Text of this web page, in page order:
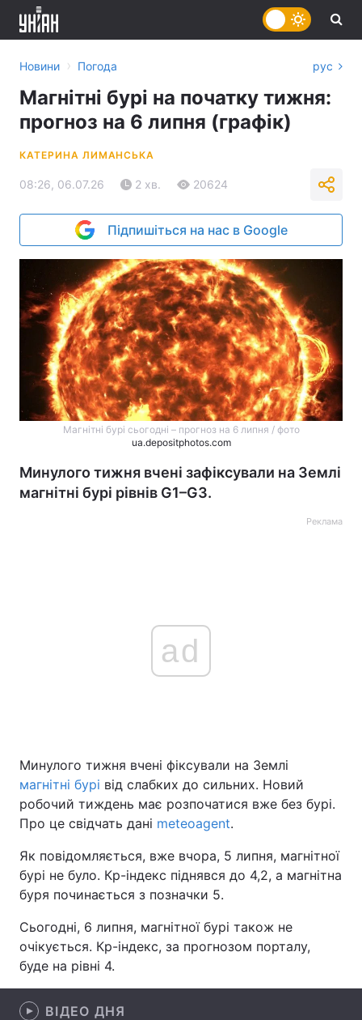
Головна Війна
Україна Політика
Економіка Світ
Спорт Наука
Техно і зв'язок Лайт
Зброя
Здоров'я
Новини › Погода рус
Магнітні бурі на початку тижня:
прогноз на 6 липня (графік)
КАТЕРИНА ЛИМАНСЬКА
08:26, 06.07.26 2 хв. 20624
Підпишіться на нас в Google
Магнітні бурі сьогодні – прогноз на 6 липня / фото
ua.depositphotos.com
Минулого тижня вчені зафіксували на Землі
магнітні бурі рівнів G1–G3.
Реклама
ad
Минулого тижня вчені фіксували на Землі
магнітні бурі від слабких до сильних. Новий
робочий тиждень має розпочатися вже без бурі.
Про це свідчать дані meteoagent.
Як повідомляється, вже вчора, 5 липня, магнітної
бурі не було. Кр-індекс піднявся до 4,2, а магнітна
буря починається з позначки 5.
Сьогодні, 6 липня, магнітної бурі також не
очікується. Кр-індекс, за прогнозом порталу,
буде на рівні 4.
ВІДЕО ДНЯ